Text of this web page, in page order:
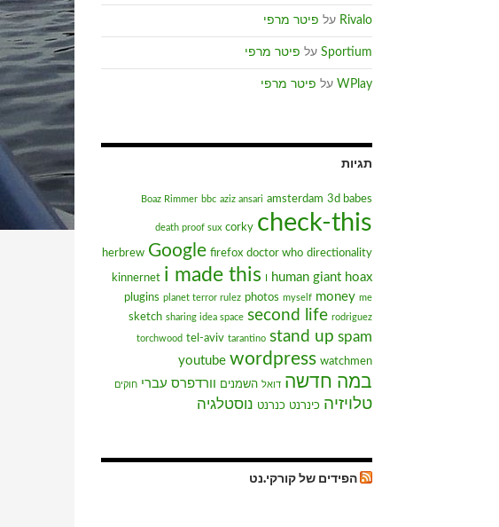
Rivalo על פיטר מרפי
Sportium על פיטר מרפי
WPlay על פיטר מרפי
תגיות
3d babes
amsterdam
aziz ansari
bbc
Boaz Rimmer
check-this
corky
death proof sux
directionality
doctor who
firefox
Google
herbrew
hoax
human giant
i made this
kinnernet
me
money
myself
photos
planet terror rulez
plugins
rodriguez
second life
sharing idea space
sketch
spam
stand up
tarantino
tel-aviv
torchwood
watchmen
wordpress
youtube
במה חדשה דואל השמנים וורדפרס עברי חוקים
טלויזיה כינרנט כנרנט נוסטלגיה
הפידים של קורקי.נט